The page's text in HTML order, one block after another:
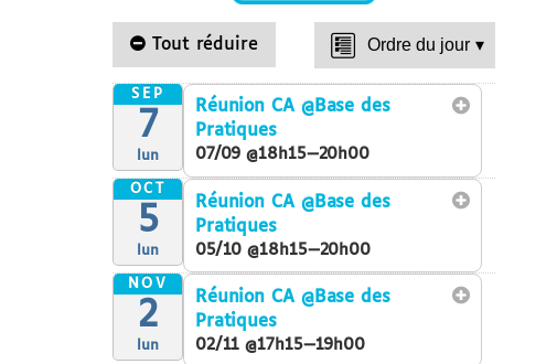
Tout réduire Ordre du jour ▾
SEP
7
lun
Réunion CA @Base des
Pratiques
07/09 @18h15—20h00
OCT
5
lun
Réunion CA @Base des
Pratiques
05/10 @18h15—20h00
NOV
2
lun
Réunion CA @Base des
Pratiques
02/11 @17h15—19h00